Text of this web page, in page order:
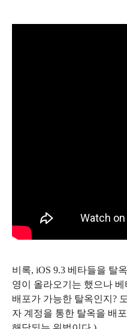
비록, iOS 9.3 베타들을 탈
영이 올라오기는 했으나
배포가 가능한 탈옥인지?
자 계정을 통한 탈옥을 배